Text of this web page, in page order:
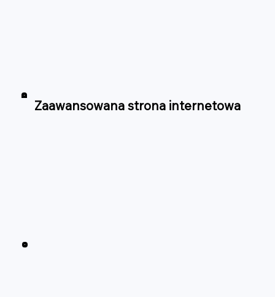
Zaawansowana strona internetowa